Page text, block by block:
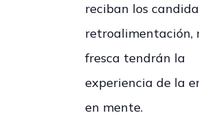
reciban los
retroalimentación,
fresca tendrán la
experiencia de la
en mente.